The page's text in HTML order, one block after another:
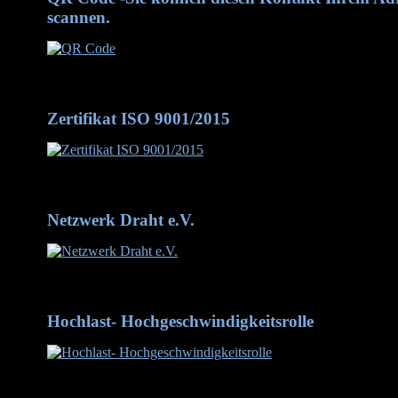
scannen.
Zertifikat ISO 9001/2015
Netzwerk Draht e.V.
Hochlast- Hochgeschwindigkeitsrolle